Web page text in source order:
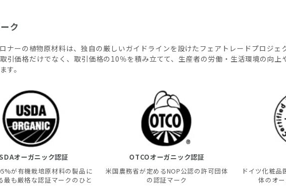
ク
ナーの植物原材料は、独自の厳しいガイドラインを設けたフェアトレードプロジェ
引価格だけでなく、取引価格の10％を積み立てて、生産者の労働・生活環境の向上
す。
オーガニック認証
が有機栽培原材料の製品に
最も厳格な認証マークのひと
OTCOオーガニック認証
米国農務省が定めるNOP公認の許可団体
の認証マーク
ドイツ化粧品
体のオ